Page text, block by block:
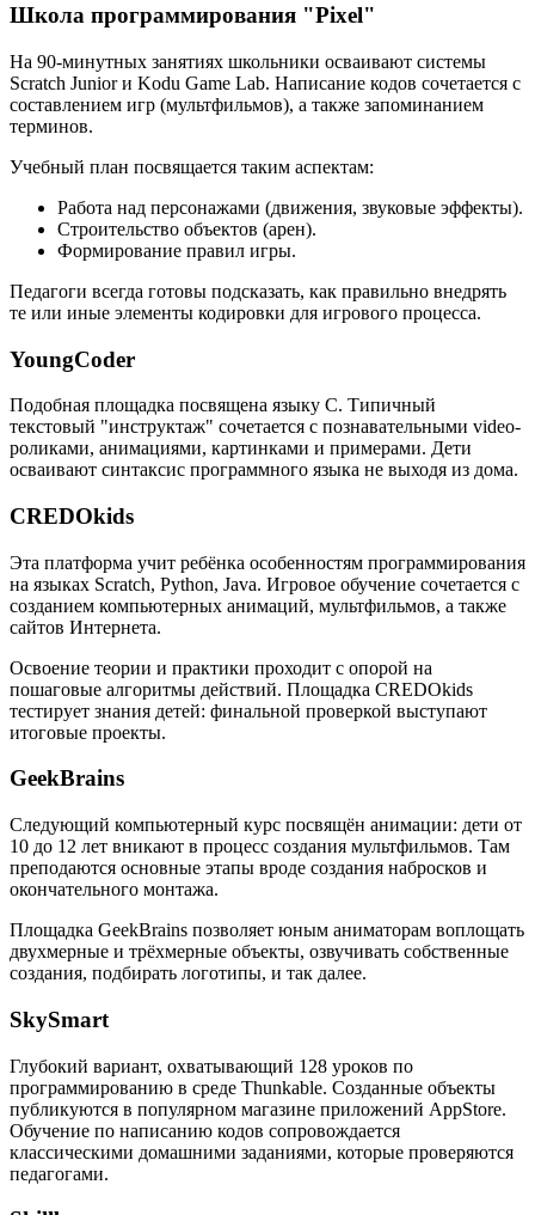
Школа программирования "Pixel"
На 90-минутных занятиях школьники осваивают системы
Scratch Junior и Kodu Game Lab. Написание кодов сочетается с
составлением игр (мультфильмов), а также запоминанием
терминов.
Учебный план посвящается таким аспектам:
Работа над персонажами (движения, звуковые эффекты).
Строительство объектов (арен).
Формирование правил игры.
Педагоги всегда готовы подсказать, как правильно внедрять
те или иные элементы кодировки для игрового процесса.
YoungCoder
Подобная площадка посвящена языку C. Типичный
текстовый "инструктаж" сочетается с познавательными video-
роликами, анимациями, картинками и примерами. Дети
осваивают синтаксис программного языка не выходя из дома.
CREDOkids
Эта платформа учит ребёнка особенностям программирования
на языках Scratch, Python, Java. Игровое обучение сочетается с
созданием компьютерных анимаций, мультфильмов, а также
сайтов Интернета.
Освоение теории и практики проходит с опорой на
пошаговые алгоритмы действий. Площадка CREDOkids
тестирует знания детей: финальной проверкой выступают
итоговые проекты.
GeekBrains
Следующий компьютерный курс посвящён анимации: дети от
10 до 12 лет вникают в процесс создания мультфильмов. Там
преподаются основные этапы вроде создания набросков и
окончательного монтажа.
Площадка GeekBrains позволяет юным аниматорам воплощать
двухмерные и трёхмерные объекты, озвучивать собственные
создания, подбирать логотипы, и так далее.
SkySmart
Глубокий вариант, охватывающий 128 уроков по
программированию в среде Thunkable. Созданные объекты
публикуются в популярном магазине приложений AppStore.
Обучение по написанию кодов сопровождается
классическими домашними заданиями, которые проверяются
педагогами.